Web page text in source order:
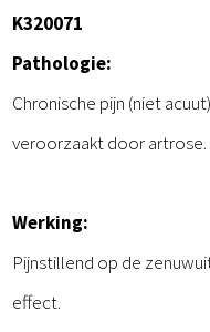
K320071
Pathologie:
Chronische pijn (niet
veroorzaakt door artrose.
Werking:
Pijnstillend op de
effect.